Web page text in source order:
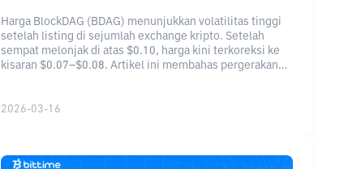
Harga BlockDAG (BDAG) menunjukkan volatilitas tinggi
setelah listing di sejumlah exchange kripto. Setelah
sempat melonjak di atas $0.10, harga kini terkoreksi ke
kisaran $0.07–$0.08. Artikel ini membahas pergerakan
2026-03-16